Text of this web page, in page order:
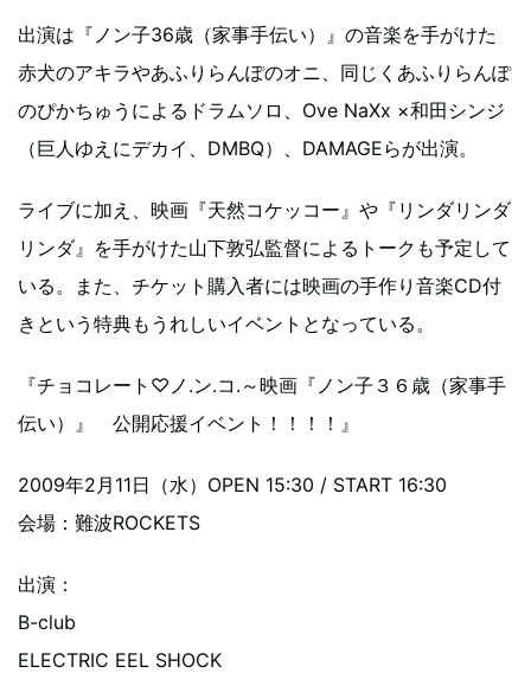
出演は『ノン子36歳（家事手伝い）』の音楽を手がけた
赤犬のアキラやあふりらんぽのオニ、同じくあふりらんぽ
のぴかちゅうによるドラムソロ、Ove NaXx ×和田シンジ
（巨人ゆえにデカイ、DMBQ）、DAMAGEらが出演。
ライブに加え、映画『天然コケッコー』や『リンダリンダ
リンダ』を手がけた山下敦弘監督によるトークも予定して
いる。また、チケット購入者には映画の手作り音楽CD付
きという特典もうれしいイベントとなっている。
『チョコレート♡ノ.ン.コ.～映画『ノン子３６歳（家事手
伝い）』 公開応援イベント！！！！』
2009年2月11日（水）OPEN 15:30 / START 16:30
会場：難波ROCKETS
出演：
B-club
ELECTRIC EEL SHOCK